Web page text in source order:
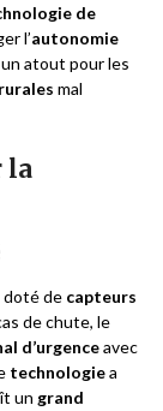
de
l’autonomie
un atout pour les
mal
la
doté de capteurs
de chute, le
d’urgenceavec
technologiea
un grand